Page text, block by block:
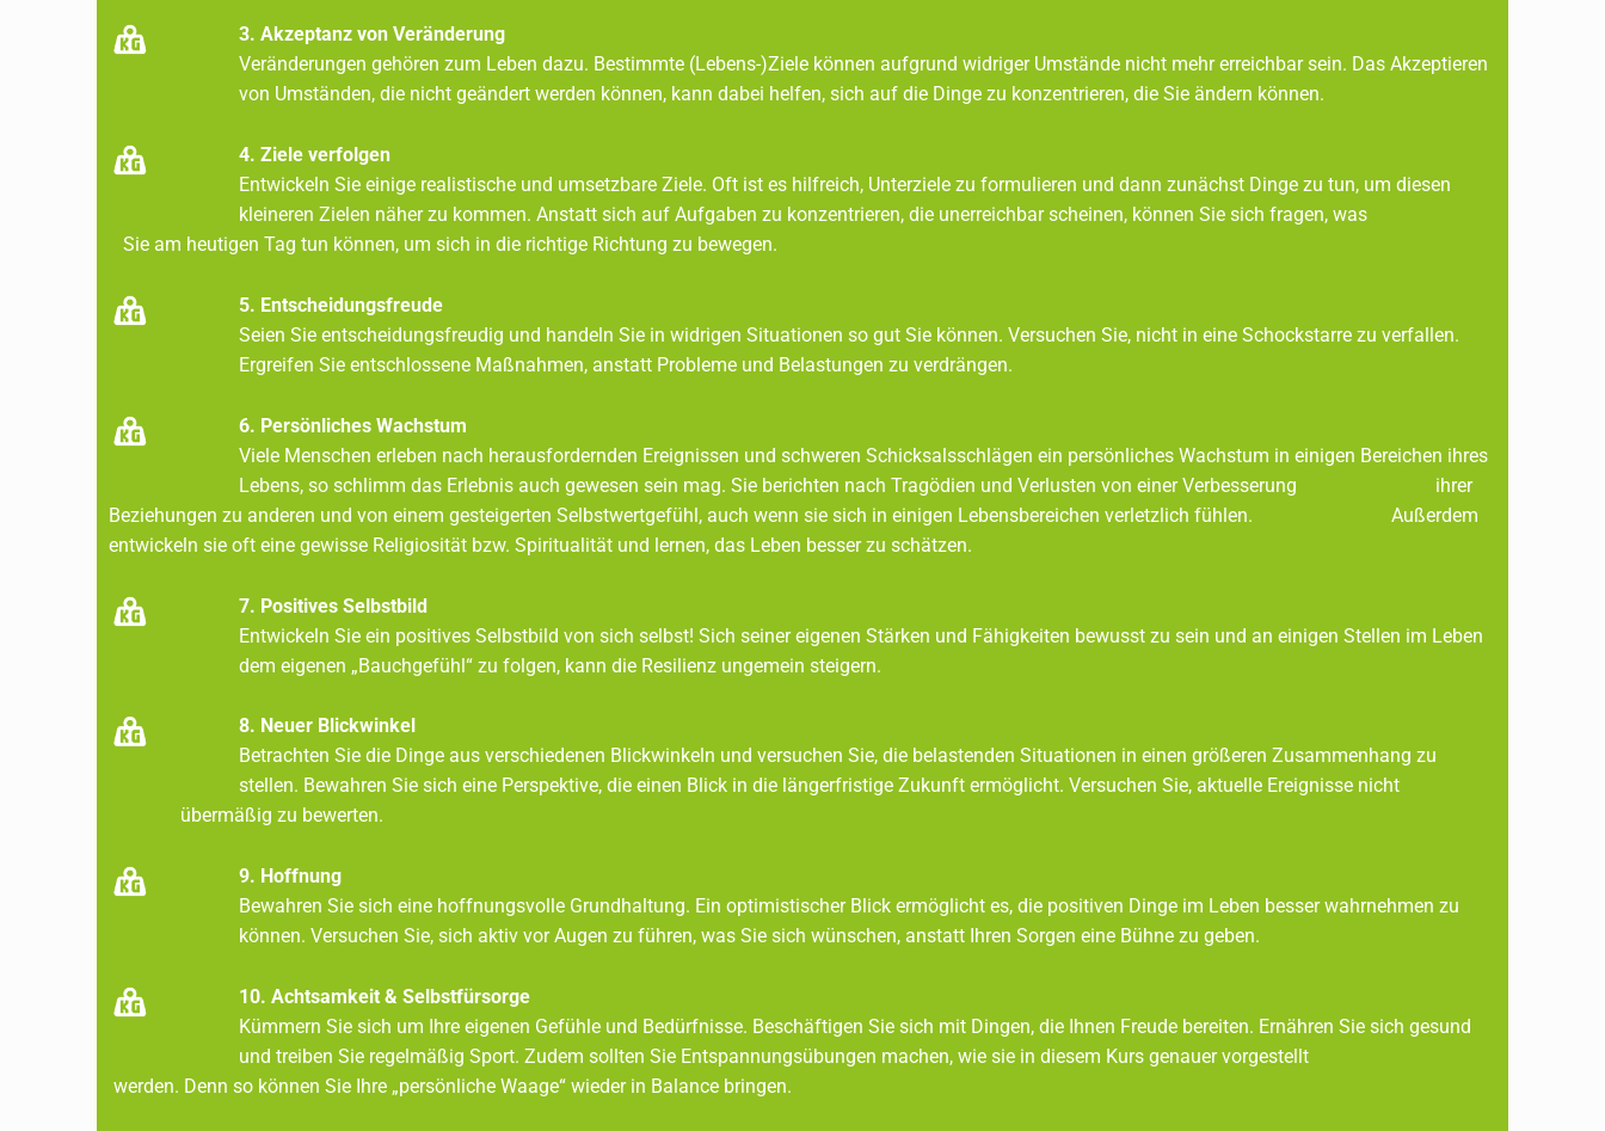
3. Akzeptanz von Veränderung
Veränderungen gehören zum Leben dazu. Bestimmte (Lebens-)Ziele können aufgrund widriger Umstände nicht mehr erreichbar sein. Das Akzeptieren
von Umständen, die nicht geändert werden können, kann dabei helfen, sich auf die Dinge zu konzentrieren, die Sie ändern können.
4. Ziele verfolgen
Entwickeln Sie einige realistische und umsetzbare Ziele. Oft ist es hilfreich, Unterziele zu formulieren und dann zunächst Dinge zu tun, um diesen
kleineren Zielen näher zu kommen. Anstatt sich auf Aufgaben zu konzentrieren, die unerreichbar scheinen, können Sie sich fragen, was
Sie am heutigen Tag tun können, um sich in die richtige Richtung zu bewegen.
5. Entscheidungsfreude
Seien Sie entscheidungsfreudig und handeln Sie in widrigen Situationen so gut Sie können. Versuchen Sie, nicht in eine Schockstarre zu verfallen.
Ergreifen Sie entschlossene Maßnahmen, anstatt Probleme und Belastungen zu verdrängen.
6. Persönliches Wachstum
Viele Menschen erleben nach herausfordernden Ereignissen und schweren Schicksalsschlägen ein persönliches Wachstum in einigen Bereichen ihres
Lebens, so schlimm das Erlebnis auch gewesen sein mag. Sie berichten nach Tragödien und Verlusten von einer Verbesserung ihrer
Beziehungen zu anderen und von einem gesteigerten Selbstwertgefühl, auch wenn sie sich in einigen Lebensbereichen verletzlich fühlen. Außerdem
entwickeln sie oft eine gewisse Religiosität bzw. Spiritualität und lernen, das Leben besser zu schätzen.
7. Positives Selbstbild
Entwickeln Sie ein positives Selbstbild von sich selbst! Sich seiner eigenen Stärken und Fähigkeiten bewusst zu sein und an einigen Stellen im Leben
dem eigenen „Bauchgefühl“ zu folgen, kann die Resilienz ungemein steigern.
8. Neuer Blickwinkel
Betrachten Sie die Dinge aus verschiedenen Blickwinkeln und versuchen Sie, die belastenden Situationen in einen größeren Zusammenhang zu
stellen. Bewahren Sie sich eine Perspektive, die einen Blick in die längerfristige Zukunft ermöglicht. Versuchen Sie, aktuelle Ereignisse nicht
übermäßig zu bewerten.
9. Hoffnung
Bewahren Sie sich eine hoffnungsvolle Grundhaltung. Ein optimistischer Blick ermöglicht es, die positiven Dinge im Leben besser wahrnehmen zu
können. Versuchen Sie, sich aktiv vor Augen zu führen, was Sie sich wünschen, anstatt Ihren Sorgen eine Bühne zu geben.
10. Achtsamkeit & Selbstfürsorge
Kümmern Sie sich um Ihre eigenen Gefühle und Bedürfnisse. Beschäftigen Sie sich mit Dingen, die Ihnen Freude bereiten. Ernähren Sie sich gesund
und treiben Sie regelmäßig Sport. Zudem sollten Sie Entspannungsübungen machen, wie sie in diesem Kurs genauer vorgestellt
werden. Denn so können Sie Ihre „persönliche Waage“ wieder in Balance bringen.